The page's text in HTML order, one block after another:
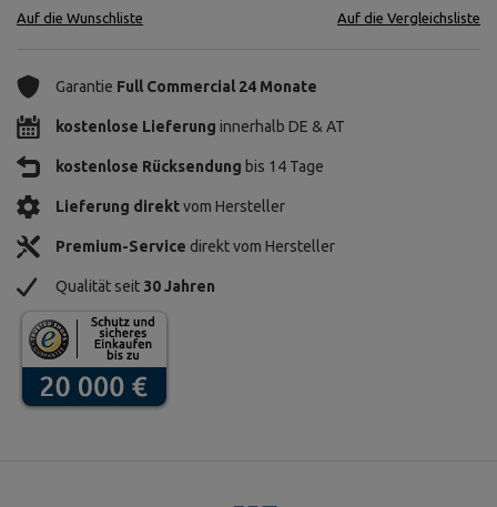
Auf die Wunschliste Auf die Vergleichsliste
Garantie Full Commercial 24 Monate
kostenlose Lieferung innerhalb DE & AT
kostenlose Rücksendung bis 14 Tage
Lieferung direktvom Hersteller
Premium-Service direkt vom Hersteller
Qualität seit 30 Jahren